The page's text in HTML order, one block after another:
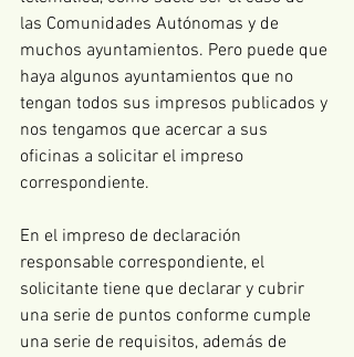
las Comunidades Autónomas y de
muchos ayuntamientos. Pero puede que
haya algunos ayuntamientos que no
tengan todos sus impresos publicados y
nos tengamos que acercar a sus
oficinas a solicitar el impreso
correspondiente.
En el impreso de declaración
responsable correspondiente, el
solicitante tiene que declarar y cubrir
una serie de puntos conforme cumple
una serie de requisitos, además de